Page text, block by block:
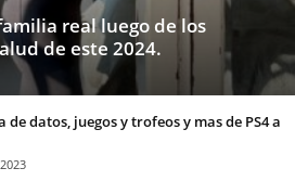
real luego de los
de este 2024.
de datos, juegos y trofeos y mas de PS4 a